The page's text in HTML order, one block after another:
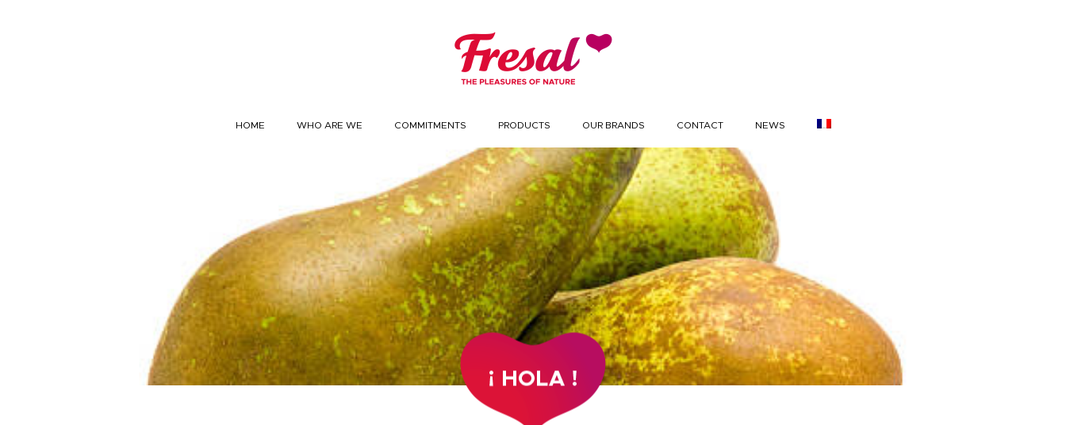
HOME WHO ARE WE COMMITMENTS PRODUCTS OUR BRANDS CONTACT NEWS